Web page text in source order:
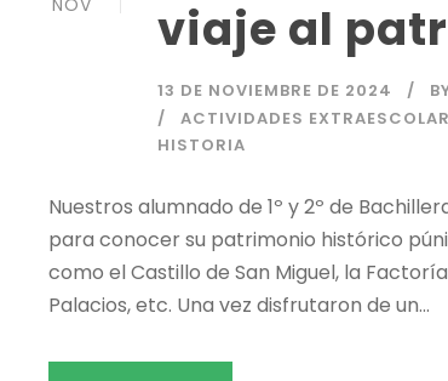
NOV
viaje al
13 DE NOVIEMBRE DE 2024
ACTIVIDADES
HISTORIA
Nuestros alumnado de 1º y 2º de
para conocer su patrimonio histórico
como el Castillo de San Miguel, la
Palacios, etc. Una vez disfrutaron de un...